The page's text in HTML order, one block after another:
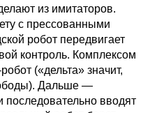
из имитаторов.
с прессованными
робот передвигает
контроль. Комплексом
(«дельта» значит,
Дальше —
последовательно вводят